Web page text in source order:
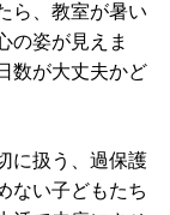
ら、教室が暑い
の姿が見えま
数が大丈夫かど
に扱う、過保護
ない子どもたち